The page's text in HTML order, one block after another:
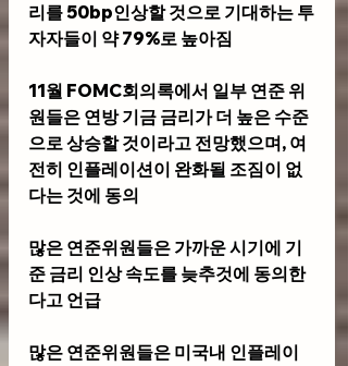
리를 50bp인상할 것으로 기대하는 투
자자들이 약 79%로 높아짐
11월 FOMC회의록에서 일부 연준 위
원들은 연방 기금 금리가 더 높은 수준
으로 상승할 것이라고 전망했으며, 여
전히 인플레이션이 완화될 조짐이 없
다는 것에 동의
많은 연준위원들은 가까운 시기에 기
준 금리 인상 속도를 늦추것에 동의한
다고 언급
많은 연준위원들은 미국내 인플레이